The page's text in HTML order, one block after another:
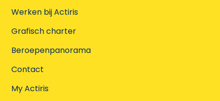
Werken bij Actiris
Grafisch charter
Beroepenpanorama
Contact
My Actiris